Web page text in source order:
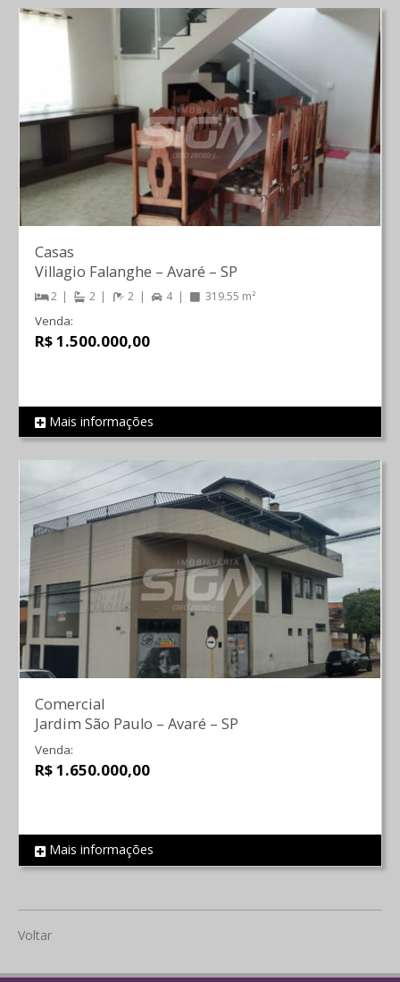
REF 887
Casas
Villagio Falanghe – Avaré – SP
2 2 2 4 319.55 m²
Venda:
R$ 1.500.000,00
Mais informações
REF 1583
Comercial
Jardim São Paulo – Avaré – SP
Venda:
R$ 1.650.000,00
Mais informações
Voltar